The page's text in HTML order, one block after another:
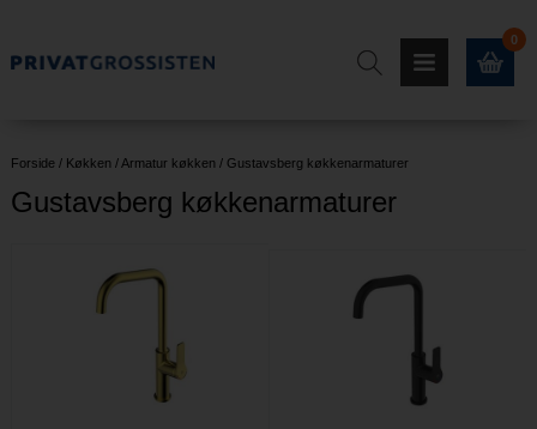
0
Forside / Køkken / Armatur køkken / Gustavsberg køkkenarmaturer
Gustavsberg køkkenarmaturer